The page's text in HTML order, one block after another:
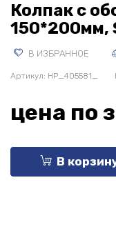
Колпак с
150*200мм,
В ИЗБРАННОЕ
Артикул: HP_405581_
цена по
В